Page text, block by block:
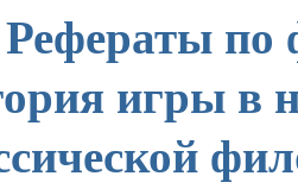
по
игры в